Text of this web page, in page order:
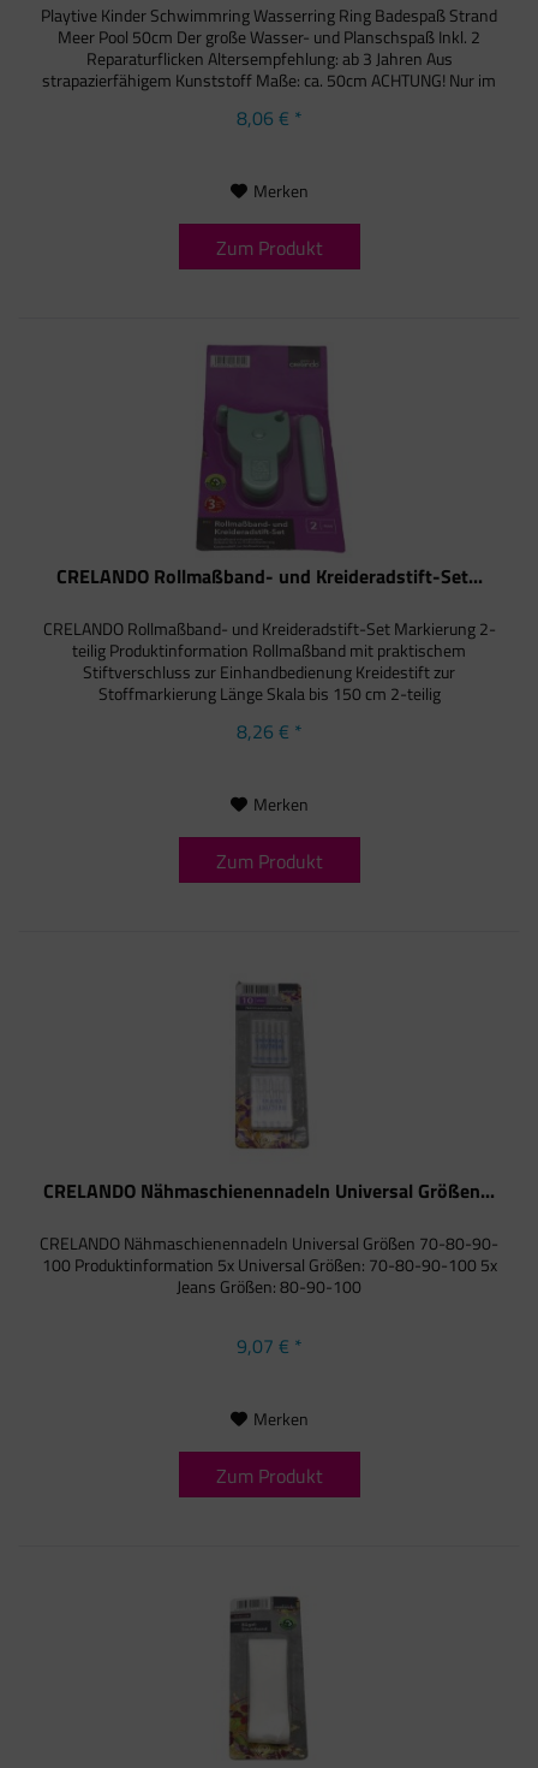
Playtive Kinder Schwimmring Wasserring Ring Badespaß Strand
Meer Pool 50cm Der große Wasser- und Planschspaß Inkl. 2
Reparaturflicken Altersempfehlung: ab 3 Jahren Aus
strapazierfähigem Kunststoff Maße: ca. 50cm ACHTUNG! Nur im
8,06 € *
Merken
Zum Produkt
CRELANDO Rollmaßband- und Kreideradstift-Set...
CRELANDO Rollmaßband- und Kreideradstift-Set Markierung 2-
teilig Produktinformation Rollmaßband mit praktischem
Stiftverschluss zur Einhandbedienung Kreidestift zur
Stoffmarkierung Länge Skala bis 150 cm 2-teilig
8,26 € *
Merken
Zum Produkt
CRELANDO Nähmaschienennadeln Universal Größen...
CRELANDO Nähmaschienennadeln Universal Größen 70-80-90-
100 Produktinformation 5x Universal Größen: 70-80-90-100 5x
Jeans Größen: 80-90-100
9,07 € *
Merken
Zum Produkt